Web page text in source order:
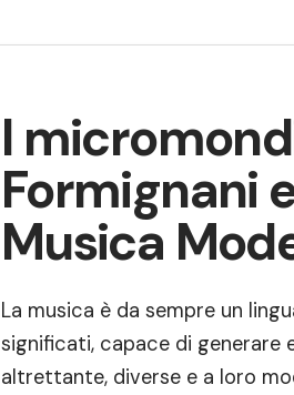
I
Formignani
Musica
La musica è da sempre un
significati, capace di generare
altrettante, diverse e a loro